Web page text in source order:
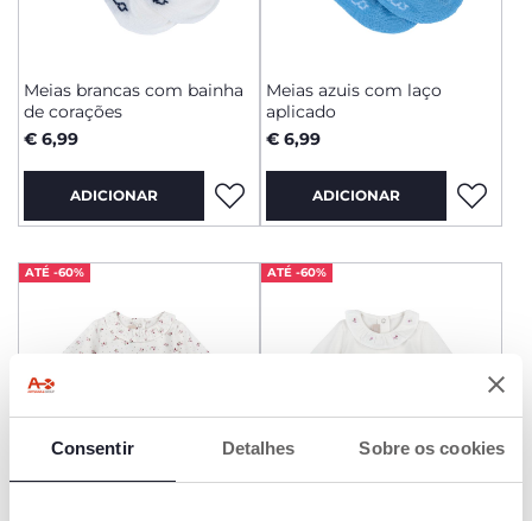
Consentir Detalhes Sobre os cookies
Meias brancas com bainha
de corações
€ 6,99
ADICIONAR
Meias azuis com laço
aplicado
€ 6,99
ADICIONAR
ATÉ -60% ATÉ -60%